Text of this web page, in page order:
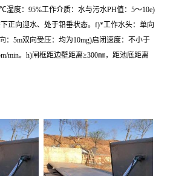
度：95%工作介质：水与污水PH值：5～10e)
正向迎水、处于铅垂状态。f)*工作水头：单向
：5m双向受压：均为10mg)启闭速度：不小于
min。h)闸框距边壁距离≥300㎜，距池底距离